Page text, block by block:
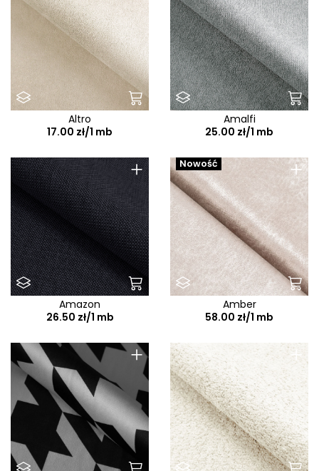
Altro
17.00 zł/1 mb
Amalfi
25.00 zł/1 mb
+
Amazon
26.50 zł/1 mb
+
Nowość
Amber
58.00 zł/1 mb
+ +